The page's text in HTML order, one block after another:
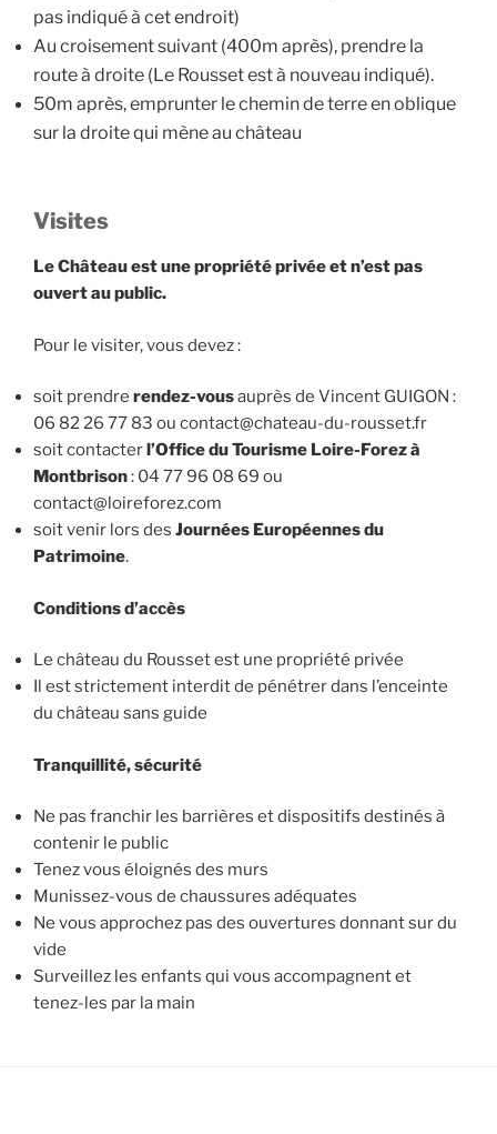
pas indiqué à cet endroit)
Au croisement suivant (400m après), prendre la
route à droite (Le Rousset est à nouveau indiqué).
50m après, emprunter le chemin de terre en oblique
sur la droite qui mène au château
Visites
Le Château est une propriété privée et n’est pas
ouvert au public.
Pour le visiter, vous devez :
soit prendre rendez-vousauprès de Vincent GUIGON :
06 82 26 77 83 ou contact@chateau-du-rousset.fr
soit contacterl’Office du Tourisme Loire-Forez à
Montbrison: 04 77 96 08 69 ou
contact@loireforez.com
soit venir lors des Journées Européennes du
Patrimoine.
Conditions d’accès
Le château du Rousset est une propriété privée
Il est strictement interdit de pénétrer dans l’enceinte
du château sans guide
Tranquillité, sécurité
Ne pas franchir les barrières et dispositifs destinés à
contenir le public
Tenez vous éloignés des murs
Munissez-vous de chaussures adéquates
Ne vous approchez pas des ouvertures donnant sur du
vide
Surveillez les enfants qui vous accompagnent et
tenez-les par la main